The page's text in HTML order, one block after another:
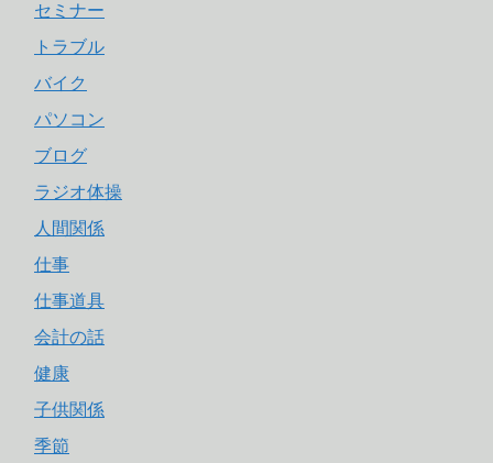
セミナー
トラブル
バイク
パソコン
ブログ
ラジオ体操
人間関係
仕事
仕事道具
会計の話
健康
子供関係
季節